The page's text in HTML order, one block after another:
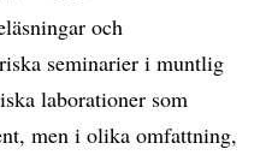
och
seminarier i muntlig
laborationer som
men i olika omfattning,